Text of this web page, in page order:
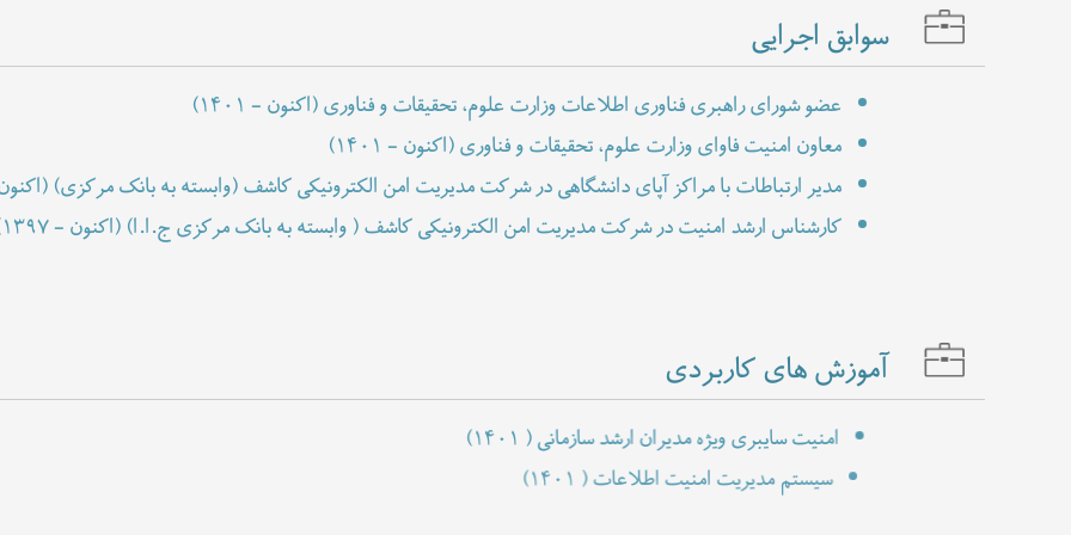
سوابق اجرایی
عضو شورای راهبری فناوری اطلاعات وزارت علوم، تحقیقات و فناوری(۱۴۰۱ - اکنون)
معاون امنیت فاوای وزارت علوم، تحقیقات و فناوری(۱۴۰۱ - اکنون)
مدیر ارتباطات با مراکز آپای دانشگاهی در شرکت مدیریت امن الکترونیکی کاشف (وابسته به بانک مرکزی)(۱۳۹۸ - اکنون)
کارشناس ارشد امنیت در شرکت مدیریت امن الکترونیکی کاشف ( وابسته به بانک مرکزی ج.ا.ا)(۱۳۹۷ - اکنون)
کارشناس ارشد امنیت در شرکت ملی انفورماتیک
آموزش های کاربردی
امنیت سایبری ویژه مدیران ارشد سازمانی(۱۴۰۱ )
سیستم مدیریت امنیت اطلاعات(۱۴۰۱ )